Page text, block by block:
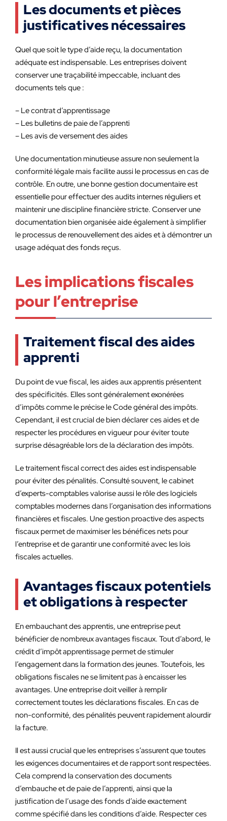
Les documents et pièces
justificatives nécessaires
Quel que soit le type d’aide reçu, la documentation
adéquate est indispensable. Les entreprises doivent
conserver une traçabilité impeccable, incluant des
documents tels que :
– Le contrat d’apprentissage
– Les bulletins de paie de l’apprenti
– Les avis de versement des aides
Une documentation minutieuse assure non seulement la
conformité légale mais facilite aussi le processus en cas de
contrôle. En outre, une bonne gestion documentaire est
essentielle pour effectuer des audits internes réguliers et
maintenir une discipline financière stricte. Conserver une
documentation bien organisée aide également à simplifier
le processus de renouvellement des aides et à démontrer un
usage adéquat des fonds reçus.
Les implications fiscales
pour l’entreprise
Traitement fiscal des aides
apprenti
Du point de vue fiscal, les aides aux apprentis présentent
des spécificités. Elles sont généralement exonérées
d’impôts comme le précise le Code général des impôts.
Cependant, il est crucial de bien déclarer ces aides et de
respecter les procédures en vigueur pour éviter toute
surprise désagréable lors de la déclaration des impôts.
Le traitement fiscal correct des aides est indispensable
pour éviter des pénalités. Consulté souvent, le cabinet
d’experts-comptables valorise aussi le rôle des logiciels
comptables modernes dans l’organisation des informations
financières et fiscales. Une gestion proactive des aspects
fiscaux permet de maximiser les bénéfices nets pour
l’entreprise et de garantir une conformité avec les lois
fiscales actuelles.
Avantages fiscaux potentiels
et obligations à respecter
En embauchant des apprentis, une entreprise peut
bénéficier de nombreux avantages fiscaux. Tout d’abord, le
crédit d’impôt apprentissage permet de stimuler
l’engagement dans la formation des jeunes. Toutefois, les
obligations fiscales ne se limitent pas à encaisser les
avantages. Une entreprise doit veiller à remplir
correctement toutes les déclarations fiscales. En cas de
non-conformité, des pénalités peuvent rapidement alourdir
la facture.
Il est aussi crucial que les entreprises s’assurent que toutes
les exigences documentaires et de rapport sont respectées.
Cela comprend la conservation des documents
d’embauche et de paie de l’apprenti, ainsi que la
justification de l’usage des fonds d’aide exactement
comme spécifié dans les conditions d’aide. Respecter ces